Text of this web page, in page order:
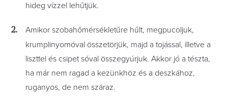
hideg vízzel lehűtjük.
Amikor szobahőmérsékletűre hűlt, megpucoljuk,
krumplinyomóval összetörjük, majd a tojással, illetve a
liszttel és csipet sóval összegyúrjuk. Akkor jó a tészta,
ha már nem ragad a kezünkhöz és a deszkához,
ruganyos, de nem száraz.